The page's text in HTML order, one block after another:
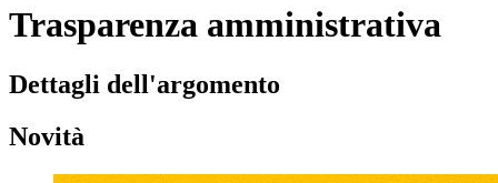
Trasparenza amministrativa
Dettagli dell'argomento
Novità